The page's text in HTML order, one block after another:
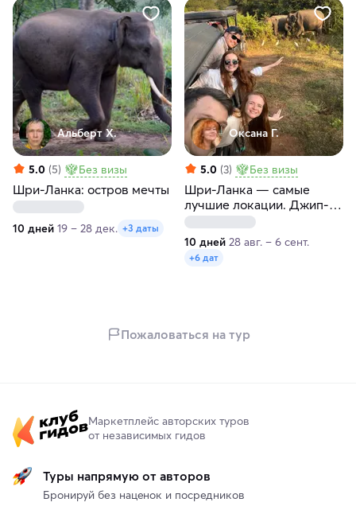
Альберт Х.
5.0 (5) Без визы
Шри-Ланка: остров мечты
10 дней 19 – 28 дек. +3 даты
Оксана Г.
5.0 (3) Без визы
Шри-Ланка — самые
лучшие локации. Джип-
сафари и отдых на океане
10 дней 28 авг. – 6 сент.
+6 дат
Пожаловаться на тур
Маркетплейс авторских туров
от независимых гидов
Туры напрямую от авторов
Бронируй без наценок и посредников